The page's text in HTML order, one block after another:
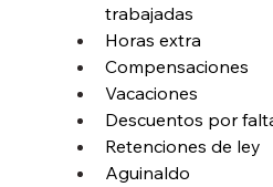
trabajadas
Horas extra
Compensaciones
Vacaciones
Descuentos por
Retenciones de ley
Aguinaldo